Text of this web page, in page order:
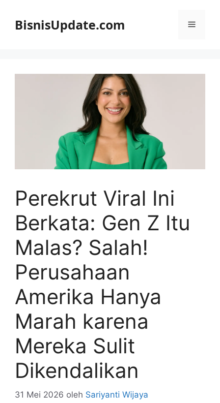
BisnisUpdate.com Menu
Perekrut Viral Ini
Berkata: Gen Z Itu
Malas? Salah!
Perusahaan
Amerika Hanya
Marah karena
Mereka Sulit
Dikendalikan
31 Mei 2026 oleh Sariyanti Wijaya